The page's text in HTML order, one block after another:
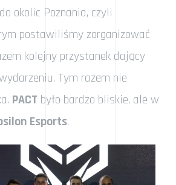
okolic Poznania, czyli
postawiliśmy zorganizować
kolejny przystanek dający
Tym razem nie
PACT było bardzo bliskie, ale w
Esports.